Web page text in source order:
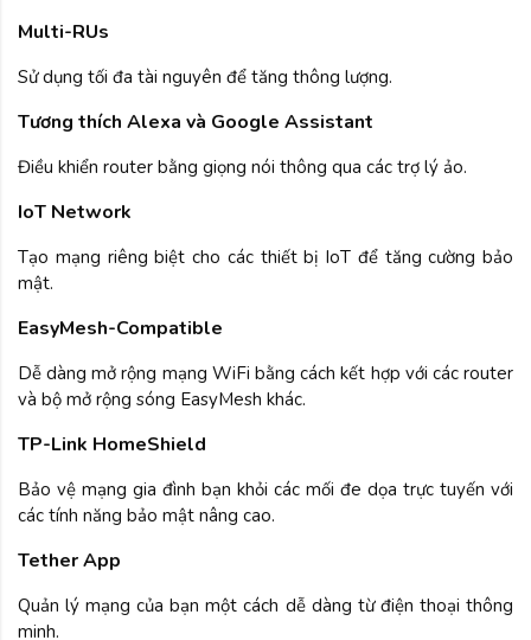
Multi-RUs
Sử dụng tối đa tài nguyên để tăng thông lượng.
Tương thích Alexa và Google Assistant
Điều khiển router bằng giọng nói thông qua các trợ lý ảo.
IoT Network
Tạo mạng riêng biệt cho các thiết bị IoT để tăng cường bảo
mật.
EasyMesh-Compatible
Dễ dàng mở rộng mạng WiFi bằng cách kết hợp với các router
và bộ mở rộng sóng EasyMesh khác.
TP-Link HomeShield
Bảo vệ mạng gia đình bạn khỏi các mối đe dọa trực tuyến với
các tính năng bảo mật nâng cao.
Tether App
Quản lý mạng của bạn một cách dễ dàng từ điện thoại thông
minh.